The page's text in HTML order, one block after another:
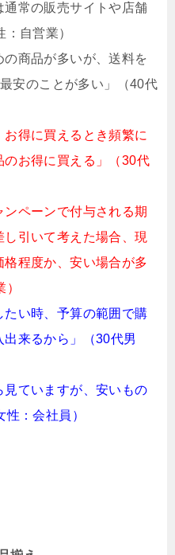
通常の販売サイトや店舗
自営業）
の商品が多いが、送料を
安のことが多い」（40代
お得に買えるとき頻繁に
のお得に買える」（30代
ンペーンで付与される期
引いて考えた場合、現
程度か、安い場合が多
たい時、予算の範囲で購
来るから」（30代男
見ていますが、安いもの
：会社員）